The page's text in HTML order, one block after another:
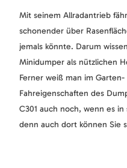
Mit seinem Allradantrieb
schonender über
jemals könnte. Darum
Minidumper als nützlichen
Ferner weiß man im
Fahreigenschaften des
C301 auch noch, wenn es in
denn auch dort können Sie